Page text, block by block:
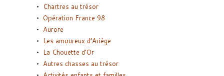
Chartres au trésor
Opération France 98
Aurore
Les amoureux d’Ariège
La Chouette d’Or
Autres chasses au trésor